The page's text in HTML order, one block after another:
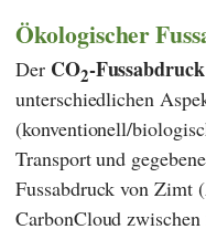
Ökologischer
Der CO2-Fussabdruck
unterschiedlichen
(konventionell/
Transport und
Fussabdruck von Zimt
CarbonCloud